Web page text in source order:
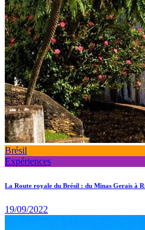
Brésil
Expériences
La Route royale du Brésil : du Minas Gerais à
19/09/2022